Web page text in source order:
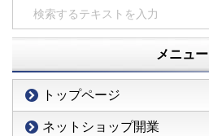
メニュー
トップページ
ネットショップ開業